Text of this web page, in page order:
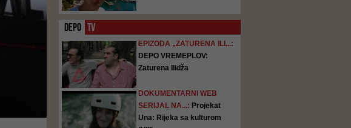
DEPO TV
EPIZODA „ZATURENA ILI...:
DEPO VREMEPLOV:
Zaturena Ilidža
DOKUMENTARNI WEB
SERIJAL NA...: Projekat
Una: Rijeka sa kulturom